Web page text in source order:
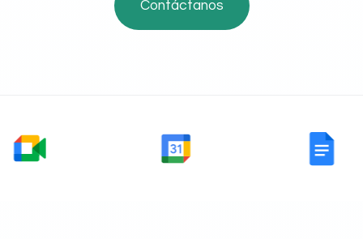
Contáctanos